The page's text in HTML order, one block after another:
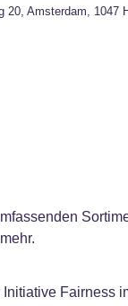
20, Amsterdam, 1047
Fairness